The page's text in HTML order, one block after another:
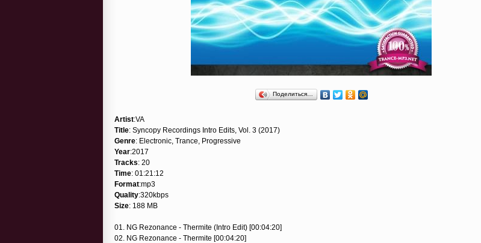
Поделиться…
Artist:VA
Title: Syncopy Recordings Intro Edits, Vol. 3 (2017)
Genre: Electronic, Trance, Progressive
Year:2017
Tracks: 20
Time: 01:21:12
Format:mp3
Quality:320kbps
Size: 188 MB
01. NG Rezonance - Thermite (Intro Edit) [00:04:20]
02. NG Rezonance - Thermite [00:04:20]